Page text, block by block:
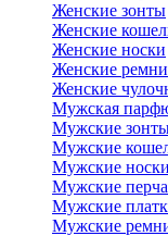
Женские зонты
Женские
Женские носки
Женские ремни
Женские
Мужская
Мужские
Мужские
Мужские носки
Мужские
Мужские
Мужские